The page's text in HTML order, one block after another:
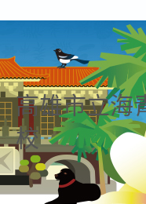
高雄市立海
校